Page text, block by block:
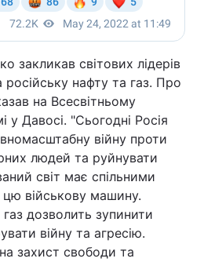
закликав світових лідерів
нафту та газ. Про
на Всесвітньому
у Давосі. "Сьогодні Росія
війну проти
людей та руйнувати
світ має спільними
військову машину.
дозволить зупинити
війну та агресію.
захист свободи та